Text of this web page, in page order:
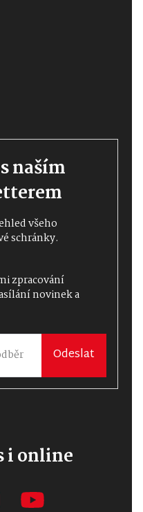
naším
všeho
schránky.
zpracování
novinek a
Odeslat
i online